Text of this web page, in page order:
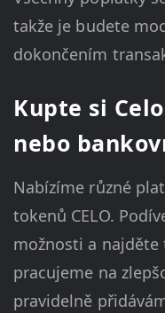
takže je budete
dokončením
Kupte si
nebo
Nabízíme různé
tokenů CELO.
možnosti a
pracujeme na
pravidelně